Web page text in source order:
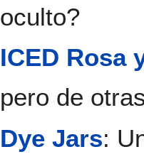
oculto?
ICED Rosa
pero de
Dye Jars: